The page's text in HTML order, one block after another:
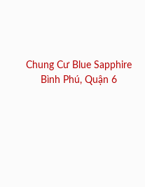
Chung Cư Blue Sapphire
Bình Phú, Quận 6